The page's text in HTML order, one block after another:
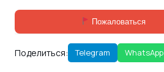
Пожаловаться
Поделиться: Telegram WhatsApp